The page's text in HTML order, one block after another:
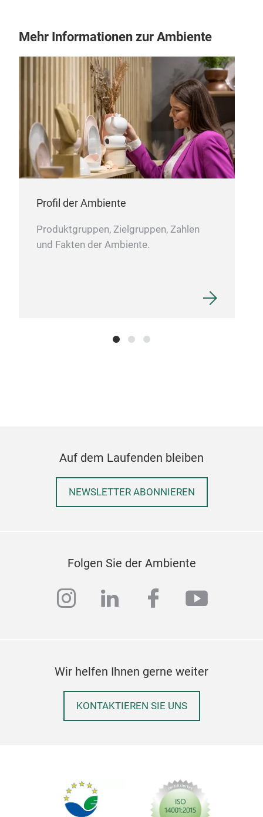
Mehr Informationen zur Ambiente
Profil der Ambiente
Produktgruppen, Zielgruppen, Zahlen
und Fakten der Ambiente.
Auf dem Laufenden bleiben
NEWSLETTER ABONNIEREN
Folgen Sie der Ambiente
instagram
linkedinfacebook
Wir helfen Ihnen gerne weiter
KONTAKTIEREN SIE UNS